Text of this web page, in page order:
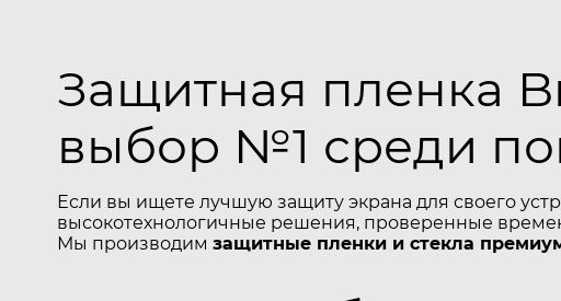
Защитная пленка
выбор №1 среди
Если вы ищете лучшую защиту экрана для своего
высокотехнологичные решения, проверенные
Мы производим защитные пленки и стекла